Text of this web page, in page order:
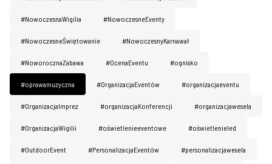
#NowoczesnaWigilia #NowoczesneEventy
#NowoczesneŚwiętowanie #NowoczesnyKarnawał
#NoworocznaZabawa #OcenaEventu #ognisko
#oprawamuzyczna #OrganizacjaEventów #organizacjaeventu
#OrganizacjaImprez #organizacjaKonferencji #organizacjawesela
#OrganizacjaWigilii #oświetlenieeventowe #oświetlenieled
#OutdoorEvent #PersonalizacjaEventów #personalizacjawesela